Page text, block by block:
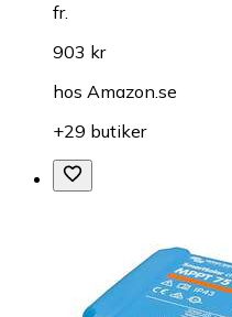
fr.
903 kr
hos Amazon.se
+29 butiker